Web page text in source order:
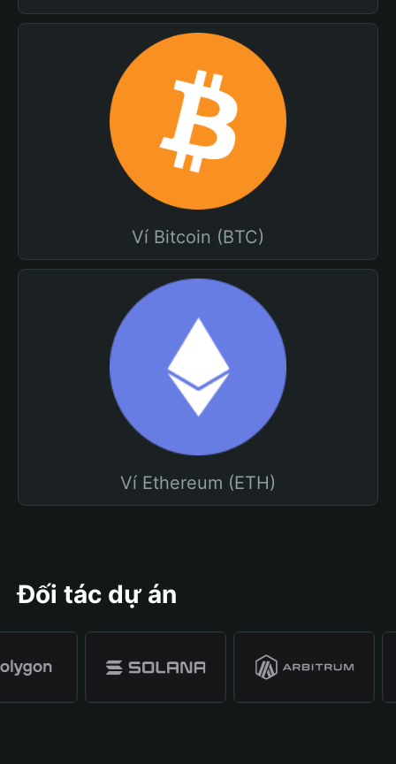
Ví Bitcoin (BTC)
Ví Ethereum (ETH)
Đối tác dự án